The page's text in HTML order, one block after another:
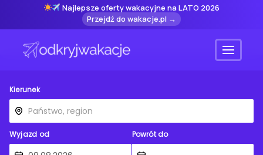
Najlepsze oferty wakacyjne na LATO 2026
Przejdź do wakacje.pl →
Menu
Kierunek
Wyjazd od Powrót do